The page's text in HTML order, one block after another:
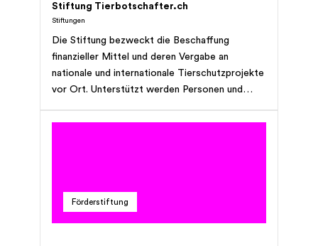
Stiftung Tierbotschafter.ch
Stiftungen
Die Stiftung bezweckt die Beschaffung
finanzieller Mittel und deren Vergabe an
nationale und internationale Tierschutzprojekte
vor Ort. Unterstützt werden Personen und
artgerechtes Leben ermöglichen indem sie
respektvollen Umgang mit ihnen. Dies betrifft
Förderstiftung